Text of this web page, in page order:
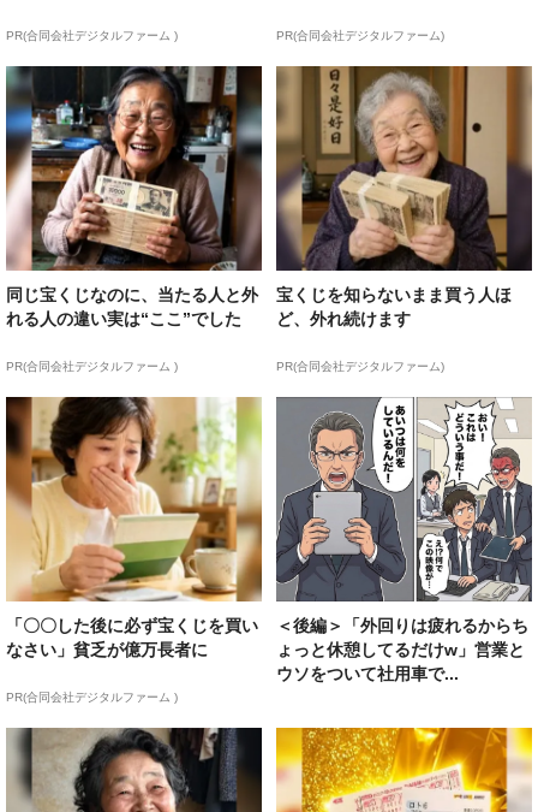
PR(合同会社デジタルファーム ) PR(合同会社デジタルファーム)
同じ宝くじなのに、当たる人と外
れる人の違い実は“ここ”でした
PR(合同会社デジタルファーム )
宝くじを知らないまま買う人ほ
ど、外れ続けます
PR(合同会社デジタルファーム)
「〇〇した後に必ず宝くじを買い
なさい」貧乏が億万長者に
PR(合同会社デジタルファーム )
＜後編＞「外回りは疲れるからち
ょっと休憩してるだけw」営業と
ウソをついて社用車で...